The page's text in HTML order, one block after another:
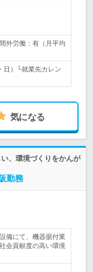
外労働：有（月平均
日）└就業先カレン
気になる
、環境づくりをかんが
勤務
備にて、機器据付業
会貢献度の高い環境